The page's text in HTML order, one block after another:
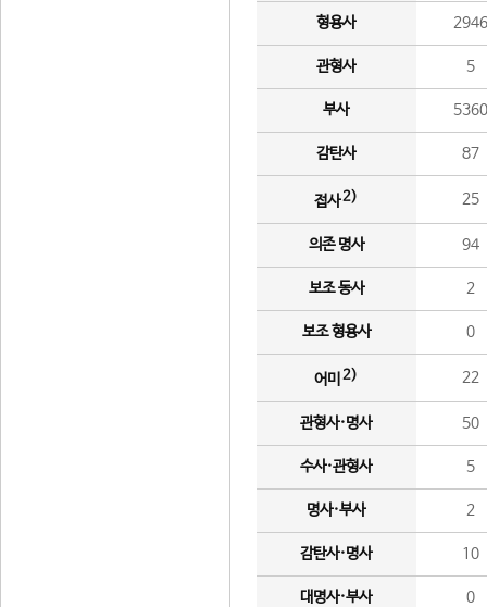
형용사 2946
관형사 5
부사 5360
감탄사 87
접사2) 25
의존 명사 94
보조 동사 2
보조 형용사 0
어미 2) 22
관형사·명사 50
수사·관형사 5
명사·부사 2
감탄사·명사 10
대명사·부사 0